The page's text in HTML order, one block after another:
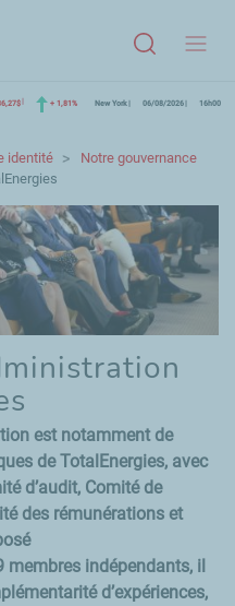
+ 1,81% New York 06/08/2026 16h00
identité
Notre gouvernance
est notamment de
de TotalEnergies, avec
d’audit, Comité de
des rémunérations et
membres indépendants, il
d’expériences,